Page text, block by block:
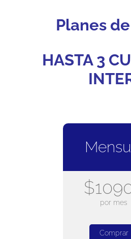
Planes
HASTA 3
por mes
Comprar